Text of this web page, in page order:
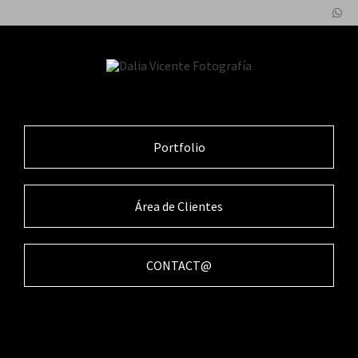
Portfolio
Área de Clientes
CONTACT@